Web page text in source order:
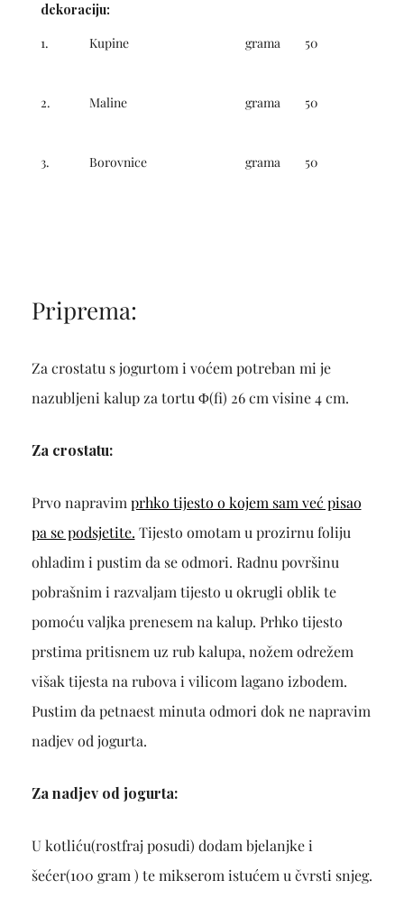
dekoraciju:
1.
2.
3.
Kupine
Maline
Borovnice
grama
grama
grama
50
50
50
Priprema:
Za crostatu s jogurtom i voćem potreban mi je
nazubljeni kalup za tortu Φ(fi) 26 cm visine 4 cm.
Za crostatu:
Prvo napravim prhko tijesto o kojem sam već pisao
pa se podsjetite. Tijesto omotam u prozirnu foliju
ohladim i pustim da se odmori. Radnu površinu
pobrašnim i razvaljam tijesto u okrugli oblik te
pomoću valjka prenesem na kalup. Prhko tijesto
prstima pritisnem uz rub kalupa, nožem odrežem
višak tijesta na rubova i vilicom lagano izbodem.
Pustim da petnaest minuta odmori dok ne napravim
nadjev od jogurta.
Za nadjev od jogurta:
U kotliću(rostfraj posudi) dodam bjelanjke i
šećer(100 gram ) te mikserom istućem u čvrsti snjeg.